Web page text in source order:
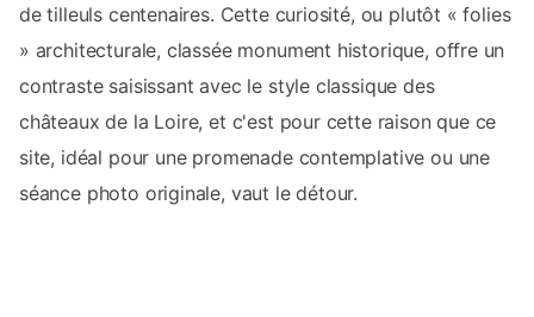
de tilleuls centenaires. Cette curiosité, ou plutôt « folies
» architecturale, classée monument historique, offre un
contraste saisissant avec le style classique des
châteaux de la Loire, et c'est pour cette raison que ce
site, idéal pour une promenade contemplative ou une
séance photo originale, vaut le détour.